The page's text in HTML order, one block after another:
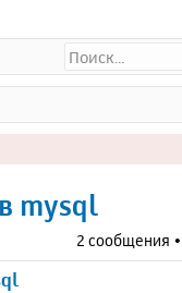
mysql
2 сообщения